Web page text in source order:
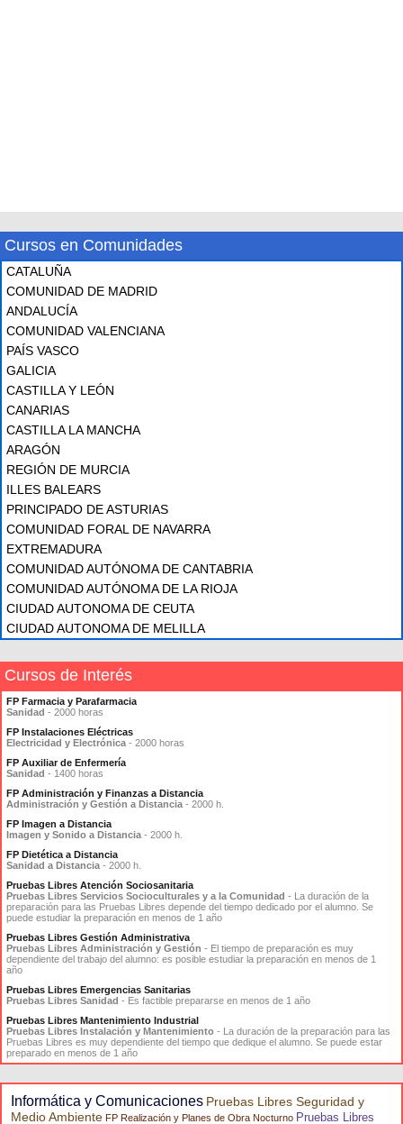
Cursos en Comunidades
CATALUÑA
COMUNIDAD DE MADRID
ANDALUCÍA
COMUNIDAD VALENCIANA
PAÍS VASCO
GALICIA
CASTILLA Y LEÓN
CANARIAS
CASTILLA LA MANCHA
ARAGÓN
REGIÓN DE MURCIA
ILLES BALEARS
PRINCIPADO DE ASTURIAS
COMUNIDAD FORAL DE NAVARRA
EXTREMADURA
COMUNIDAD AUTÓNOMA DE CANTABRIA
COMUNIDAD AUTÓNOMA DE LA RIOJA
CIUDAD AUTONOMA DE CEUTA
CIUDAD AUTONOMA DE MELILLA
Cursos de Interés
FP Farmacia y Parafarmacia
Sanidad - 2000 horas
FP Instalaciones Eléctricas
Electricidad y Electrónica - 2000 horas
FP Auxiliar de Enfermería
Sanidad - 1400 horas
FP Administración y Finanzas a Distancia
Administración y Gestión a Distancia - 2000 h.
FP Imagen a Distancia
Imagen y Sonido a Distancia - 2000 h.
FP Dietética a Distancia
Sanidad a Distancia - 2000 h.
Pruebas Libres Atención Sociosanitaria
Pruebas Libres Servicios Socioculturales y a la Comunidad - La duración de la
preparación para las Pruebas Libres depende del tiempo dedicado por el alumno. Se
puede estudiar la preparación en menos de 1 año
Pruebas Libres Gestión Administrativa
Pruebas Libres Administración y Gestión - El tiempo de preparación es muy
dependiente del trabajo del alumno: es posible estudiar la preparación en menos de 1
año
Pruebas Libres Emergencias Sanitarias
Pruebas Libres Sanidad - Es factible prepararse en menos de 1 año
Pruebas Libres Mantenimiento Industrial
Pruebas Libres Instalación y Mantenimiento - La duración de la preparación para las
Pruebas Libres es muy dependiente del tiempo que dedique el alumno. Se puede estar
preparado en menos de 1 año
Informática y Comunicaciones Pruebas Libres Seguridad y
Medio Ambiente FP Realización y Planes de Obra Nocturno Pruebas Libres